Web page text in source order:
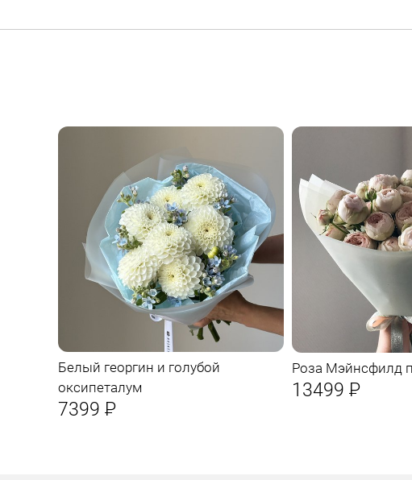
Белый георгин и голубой
оксипеталум
7399 Р
Роза Мэйнсфилд
13499 Р